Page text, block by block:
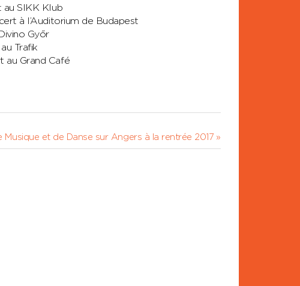
au SIKK Klub
à l’Auditorium de Budapest
Győr
Trafik
au Grand Café
Musique et de Danse sur Angers à la rentrée 2017